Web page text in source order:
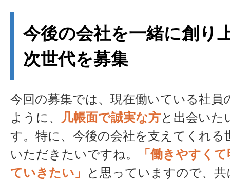
今後の会社を一緒に創り
次世代を募集
今回の募集では、現在働いている社員
ように、 几帳面で誠実な方と出会いた
す。特に、今後の会社を支えてくれる
いただきたいですね。
「働きやすく
ていきたい」 と思っていますので、